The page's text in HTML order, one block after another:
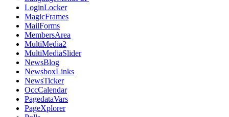
LoginLocker
MagicFrames
MailForms
MembersArea
MultiMedia2
MultiMediaSlider
NewsBlog
NewsboxLinks
NewsTicker
OccCalendar
PagedataVars
PageXplorer